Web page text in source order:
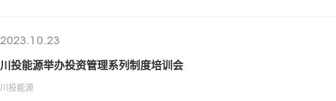
2023.10.23
川投能源举办投资管理系列制度培训会
川投能源